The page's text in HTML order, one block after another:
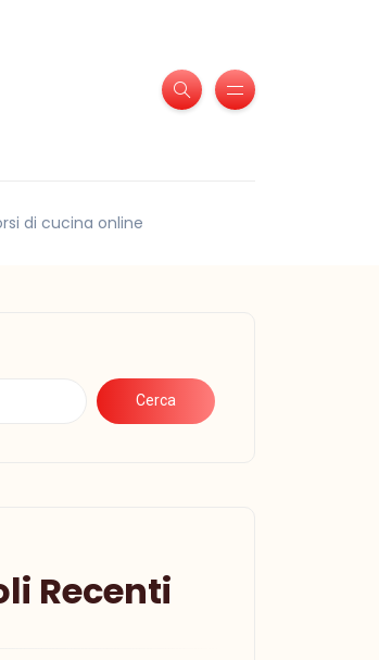
di cucina online
Cerca
Recenti